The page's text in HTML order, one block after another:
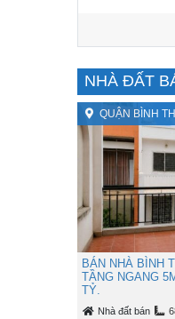
NHÀ ĐẤT
QUẬN BÌNH
BÁN NHÀ BÌNH
TẦNG NGANG
TỶ.
Nhà đất bán